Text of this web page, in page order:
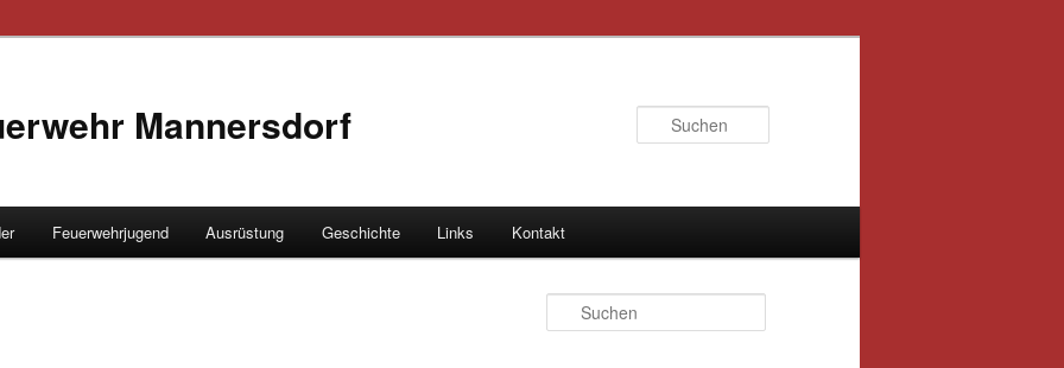
Mannersdorf
Feuerwehrjugend Ausrüstung Geschichte Links Kontakt
Suchen